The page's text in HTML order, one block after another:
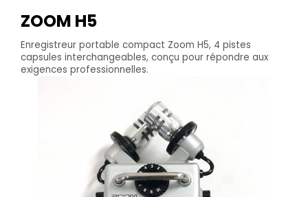
ZOOM H5
Enregistreur portable compact Zoom H5, 4 pistes
capsules interchangeables, conçu pour répondre aux
exigences professionnelles.